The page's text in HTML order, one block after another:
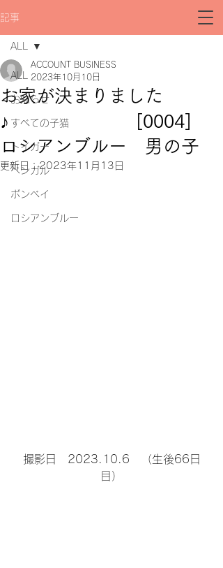
記事
ALL
お知らせ
すべての子猫
トイガー
ベンガル
ボンベイ
ロシアンブルー
ALL
お家が決まりました
♪ [0004]
ロシアンブルー 男の子
ACCOUNT BUSINESS
2023年10月10日
更新日：2023年11月13日
撮影日　2023.10.6　（生後66日
目）